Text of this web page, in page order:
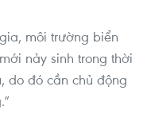
môi trường biển
nảy sinh trong thời
do đó cần chủ động